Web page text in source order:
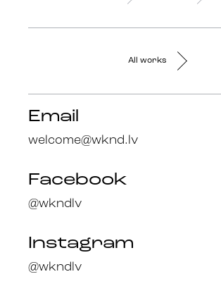
All works
Email
welcome@wknd.lv
Facebook
@wkndlv
Instagram
@wkndlv